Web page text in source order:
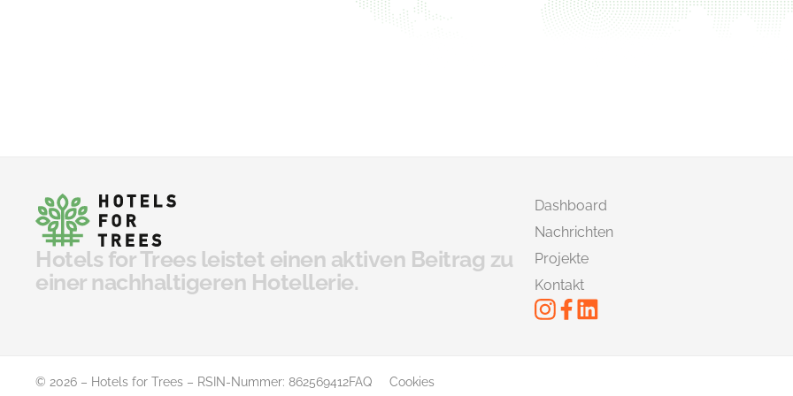
Hotels for Trees leistet einen aktiven Beitrag zu
einer nachhaltigeren Hotellerie.
Dashboard
Nachrichten
Projekte
Kontakt
© 2026 – Hotels for Trees – RSIN-Nummer: 862569412FAQ Cookies